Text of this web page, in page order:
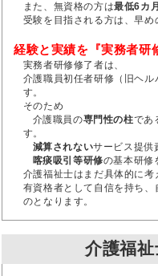
また、無資格の方は最低6カ
受験を目指される方は、早め
経験と実績を『実務者研
実務者研修修了者は、
介護職員初任者研修（旧ヘ
す。
そのため
介護職員の専門性の柱であ
す。
減算されないサービス提供
喀痰吸引等研修の基本研修
介護福祉士はまだ具体的に考
有資格者として自信を持ち
のとなります。
介護福